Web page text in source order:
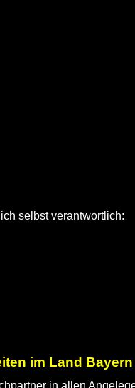
selbst verantwortlich:
im Land Bayern
in allen